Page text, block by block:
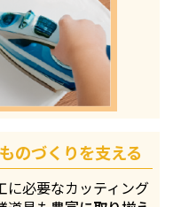
のづくりを支える
に必要なカッティング